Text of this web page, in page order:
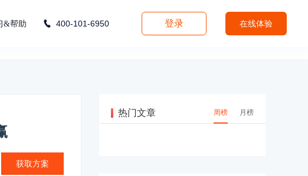
&帮助 400-101-6950 登录 在线体验
获取方案
热门文章 周榜 月榜